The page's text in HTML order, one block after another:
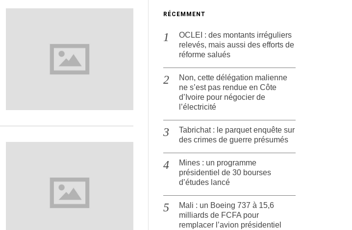
RÉCEMMENT
OCLEI : des montants irréguliers
relevés, mais aussi des efforts de
réforme salués
Non, cette délégation malienne
ne s’est pas rendue en Côte
d’Ivoire pour négocier de
l’électricité
Tabrichat : le parquet enquête sur
des crimes de guerre présumés
Mines : un programme
présidentiel de 30 bourses
d’études lancé
Mali : un Boeing 737 à 15,6
milliards de FCFA pour
remplacer l’avion présidentiel